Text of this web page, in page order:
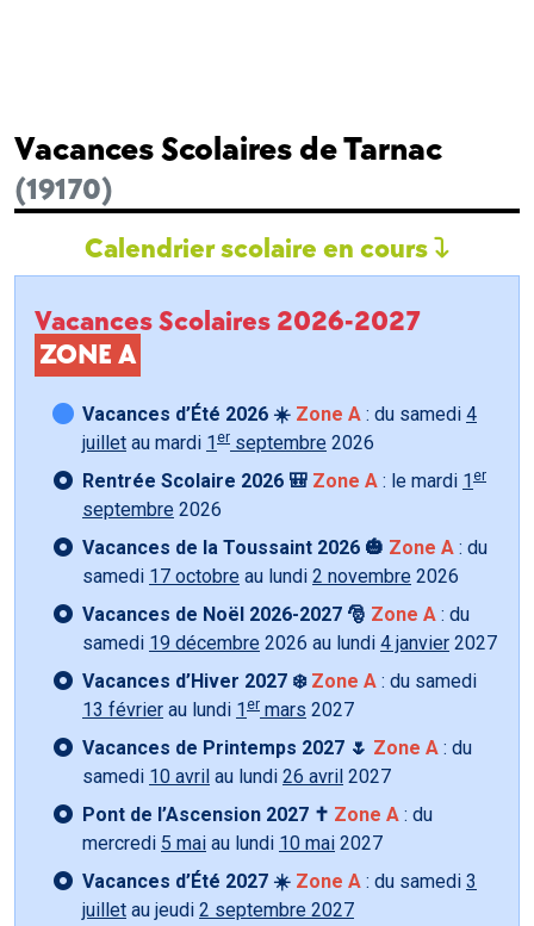
Vacances Scolaires de Tarnac
(19170)
Calendrier scolaire en cours
Vacances Scolaires 2026-2027
ZONE A
Vacances d’Été 2026 ☀️ Zone A : du samedi 4
juillet au mardi 1 er septembre 2026
Rentrée Scolaire 2026 🎒 Zone A : le mardi 1 er
septembre 2026
Vacances de la Toussaint 2026 🎃 Zone A : du
samedi 17 octobre au lundi 2 novembre 2026
Vacances de Noël 2026-2027 🎅 Zone A : du
samedi 19 décembre 2026 au lundi 4 janvier 2027
Vacances d’Hiver 2027 ❄️ Zone A : du samedi
13 février au lundi 1 er mars 2027
Vacances de Printemps 2027 🌷 Zone A : du
samedi 10 avril au lundi 26 avril 2027
Pont de l’Ascension 2027 ✝️ Zone A : du
mercredi 5 mai au lundi 10 mai 2027
Vacances d’Été 2027 ☀️ Zone A : du samedi 3
juillet au jeudi 2 septembre 2027